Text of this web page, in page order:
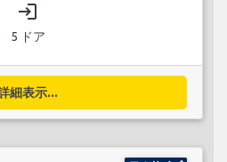
login
5 ドア
細表示...